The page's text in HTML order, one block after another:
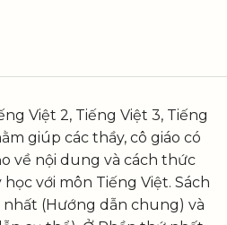
Việt 2, Tiếng Việt 3, Tiếng
giúp các thầy, cô giáo có
về nội dung và cách thức
với môn Tiếng Việt. Sách
(Hướng dẫn chung) và